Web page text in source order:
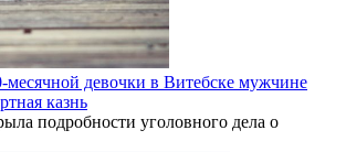
месячной девочки в Витебске мужчине
казнь
подробности уголовного дела о